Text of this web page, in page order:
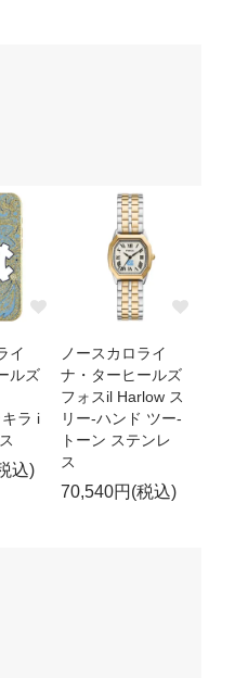
イ
ルズ
ラ i
込)
ノースカロライ
ナ・ターヒールズ
フォスil Harlow ス
リー-ハンド ツー-
トーン ステンレ
ス
70,540円(税込)